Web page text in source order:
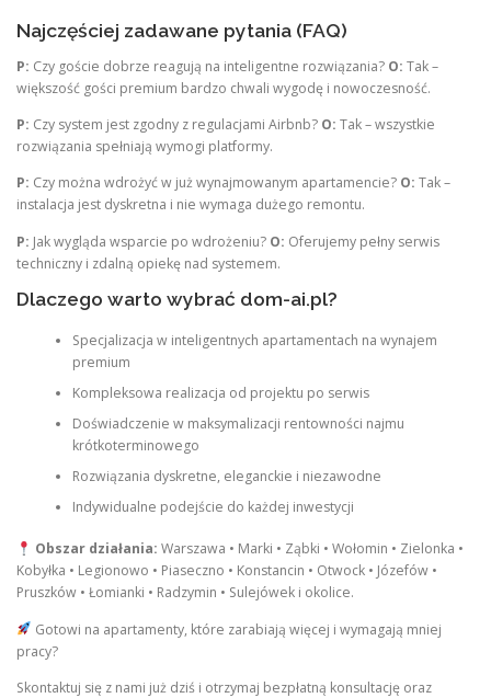
Najczęściej zadawane pytania (FAQ)
P: Czy goście dobrze reagują na inteligentne rozwiązania? O: Tak –
większość gości premium bardzo chwali wygodę i nowoczesność.
P: Czy system jest zgodny z regulacjami Airbnb? O: Tak – wszystkie
rozwiązania spełniają wymogi platformy.
P: Czy można wdrożyć w już wynajmowanym apartamencie? O: Tak –
instalacja jest dyskretna i nie wymaga dużego remontu.
P: Jak wygląda wsparcie po wdrożeniu? O: Oferujemy pełny serwis
techniczny i zdalną opiekę nad systemem.
Dlaczego warto wybrać dom-ai.pl?
Specjalizacja w inteligentnych apartamentach na wynajem
premium
Kompleksowa realizacja od projektu po serwis
Doświadczenie w maksymalizacji rentowności najmu
krótkoterminowego
Rozwiązania dyskretne, eleganckie i niezawodne
Indywidualne podejście do każdej inwestycji
Obszar działania: Warszawa • Marki • Ząbki • Wołomin • Zielonka •
Kobyłka • Legionowo • Piaseczno • Konstancin • Otwock • Józefów •
Pruszków • Łomianki • Radzymin • Sulejówek i okolice.
Gotowi na apartamenty, które zarabiają więcej i wymagają mniej
pracy?
Skontaktuj się z nami już dziś i otrzymaj bezpłatną konsultację oraz